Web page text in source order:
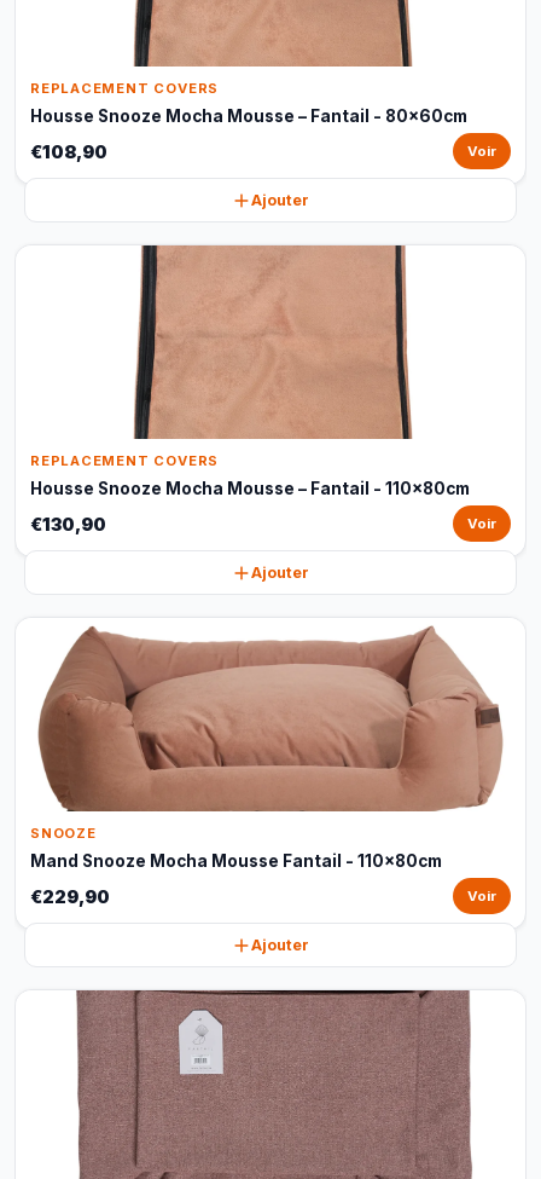
REPLACEMENT COVERS
Housse Snooze Mocha Mousse – Fantail - 80x60cm
€108,90 Voir
Ajouter
REPLACEMENT COVERS
Housse Snooze Mocha Mousse – Fantail - 110x80cm
€130,90 Voir
Ajouter
SNOOZE
Mand Snooze Mocha Mousse Fantail - 110x80cm
€229,90 Voir
Ajouter